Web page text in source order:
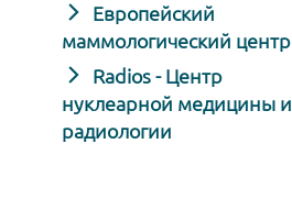
Европейский
маммологический центр
Radios - Центр
нуклеарной медицины и
радиологии